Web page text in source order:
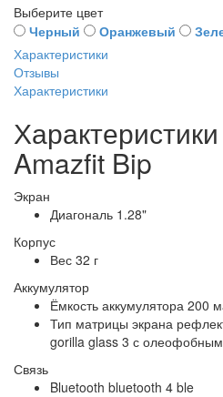
Выберите цвет
Черный
Оранжевый
Характеристики
Отзывы
Характеристики
Amazfit Bip
Экран
Диагональ 1.28"
Корпус
Вес 32 г
Аккумулятор
Ёмкость аккумулятора 200
Тип матрицы экрана
gorilla glass 3 с
Связь
Bluetooth bluetooth 4 ble